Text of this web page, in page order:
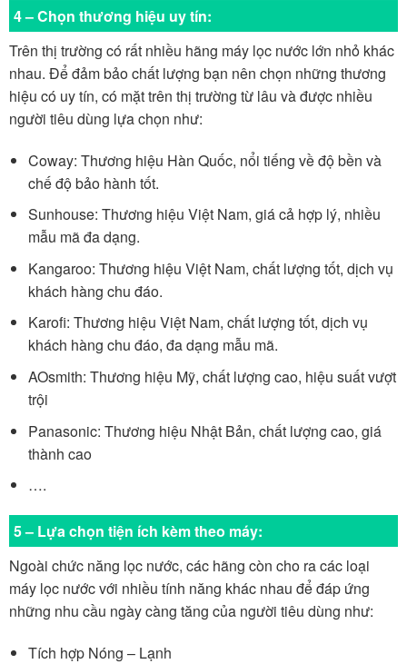
4 – Chọn thương hiệu uy tín:
Trên thị trường có rất nhiều hãng máy lọc nước lớn nhỏ khác
nhau. Để đảm bảo chất lượng bạn nên chọn những thương
hiệu có uy tín, có mặt trên thị trường từ lâu và được nhiều
người tiêu dùng lựa chọn như:
Coway: Thương hiệu Hàn Quốc, nổi tiếng về độ bền và
chế độ bảo hành tốt.
Sunhouse: Thương hiệu Việt Nam, giá cả hợp lý, nhiều
mẫu mã đa dạng.
Kangaroo: Thương hiệu Việt Nam, chất lượng tốt, dịch vụ
khách hàng chu đáo.
Karofi: Thương hiệu Việt Nam, chất lượng tốt, dịch vụ
khách hàng chu đáo, đa dạng mẫu mã.
AOsmith: Thương hiệu Mỹ, chất lượng cao, hiệu suất vượt
trội
Panasonic: Thương hiệu Nhật Bản, chất lượng cao, giá
thành cao
….
5 – Lựa chọn tiện ích kèm theo máy:
Ngoài chức năng lọc nước, các hãng còn cho ra các loại
máy lọc nước với nhiều tính năng khác nhau để đáp ứng
những nhu cầu ngày càng tăng của người tiêu dùng như:
Tích hợp Nóng – Lạnh